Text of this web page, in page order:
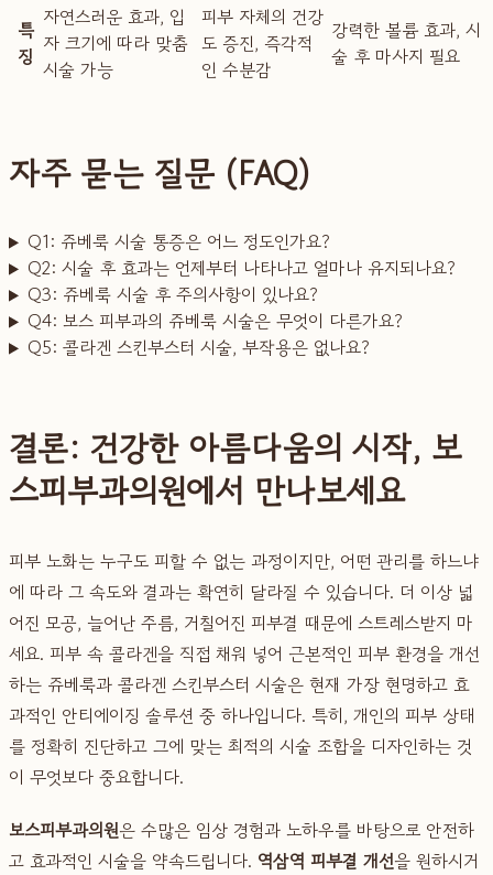
특
징
자연스러운 효과, 입
자 크기에 따라 맞춤
시술 가능
피부 자체의 건강
도 증진, 즉각적
인 수분감
강력한 볼륨 효과, 시
술 후 마사지 필요
자주 묻는 질문 (FAQ)
Q1: 쥬베룩 시술 통증은 어느 정도인가요?
Q2: 시술 후 효과는 언제부터 나타나고 얼마나 유지되나요?
Q3: 쥬베룩 시술 후 주의사항이 있나요?
Q4: 보스 피부과의 쥬베룩 시술은 무엇이 다른가요?
Q5: 콜라겐 스킨부스터 시술, 부작용은 없나요?
결론: 건강한 아름다움의 시작, 보
스피부과의원에서 만나보세요
피부 노화는 누구도 피할 수 없는 과정이지만, 어떤 관리를 하느냐
에 따라 그 속도와 결과는 확연히 달라질 수 있습니다. 더 이상 넓
어진 모공, 늘어난 주름, 거칠어진 피부결 때문에 스트레스받지 마
세요. 피부 속 콜라겐을 직접 채워 넣어 근본적인 피부 환경을 개선
하는 쥬베룩과 콜라겐 스킨부스터 시술은 현재 가장 현명하고 효
과적인 안티에이징 솔루션 중 하나입니다. 특히, 개인의 피부 상태
를 정확히 진단하고 그에 맞는 최적의 시술 조합을 디자인하는 것
이 무엇보다 중요합니다.
보스피부과의원은 수많은 임상 경험과 노하우를 바탕으로 안전하
고 효과적인 시술을 약속드립니다. 역삼역 피부결 개선을 원하시거